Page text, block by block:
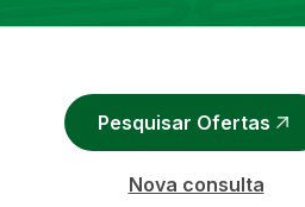
Pesquisar Ofertas
Nova consulta